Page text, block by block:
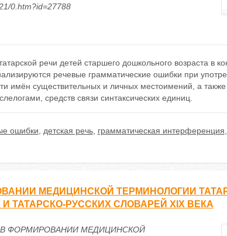
0.htm?id=27788
речи детей старшего дошкольного возраста в
речевые грамматические ошибки при
имён существительных и личных местоимений, а
средств связи синтаксических единиц.
ошибки детская речь, грамматическая интерференция
МЕДИЦИНСКОЙ ТЕРМИНОЛОГИИ
ТАТАРСКО-РУССКИХ СЛОВАРЕЙ XIX ВЕКА
В ФОРМИРОВАНИИ МЕДИЦИНСКОЙ